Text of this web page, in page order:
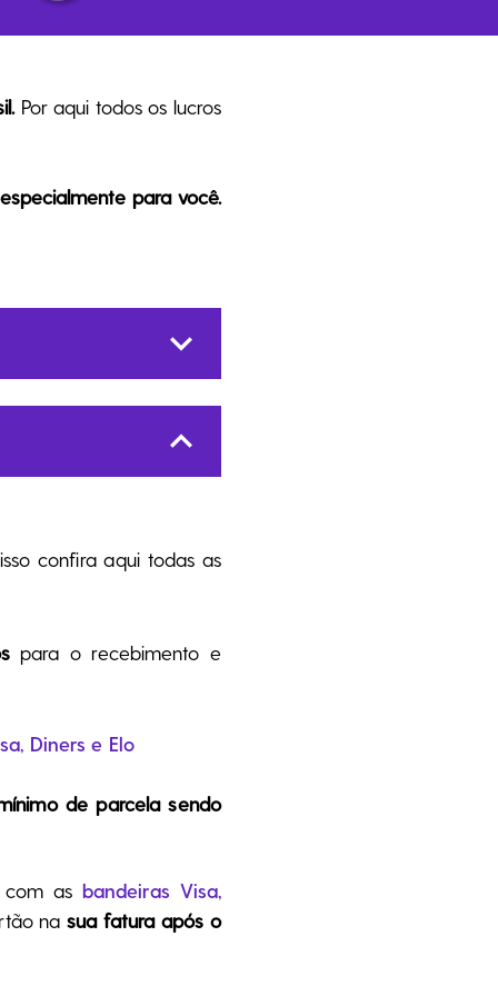
Por aqui todos os lucros
para você.
confira aqui todas as
para o recebimento e
Diners e Elo
de parcela sendo
as bandeiras Visa,
nasua fatura após o